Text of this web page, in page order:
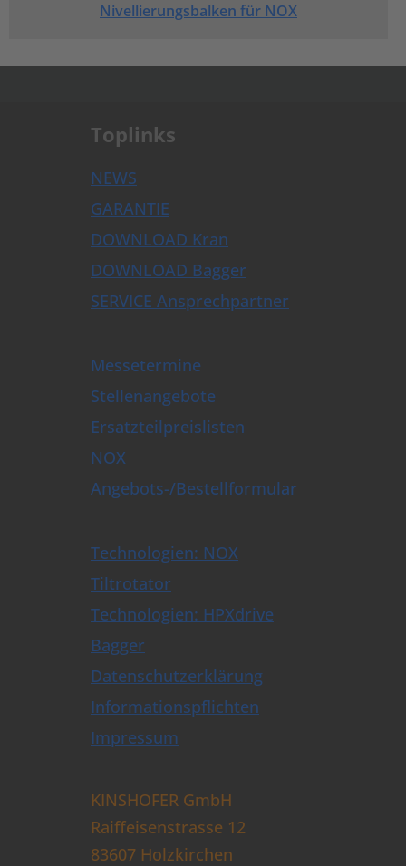
Nivellierungsbalken für NOX
Toplinks
NEWS
GARANTIE
DOWNLOAD Kran
DOWNLOAD Bagger
SERVICE Ansprechpartner
Messetermine
Stellenangebote
Ersatzteilpreislisten
NOX
Angebots-/Bestellformular
Technologien: NOX
Tiltrotator
Technologien: HPXdrive
Bagger
Datenschutzerklärung
Informationspflichten
Impressum
KINSHOFER GmbH
Raiffeisenstrasse 12
83607 Holzkirchen